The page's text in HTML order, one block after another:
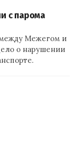
с парома
Межегом и
о нарушении